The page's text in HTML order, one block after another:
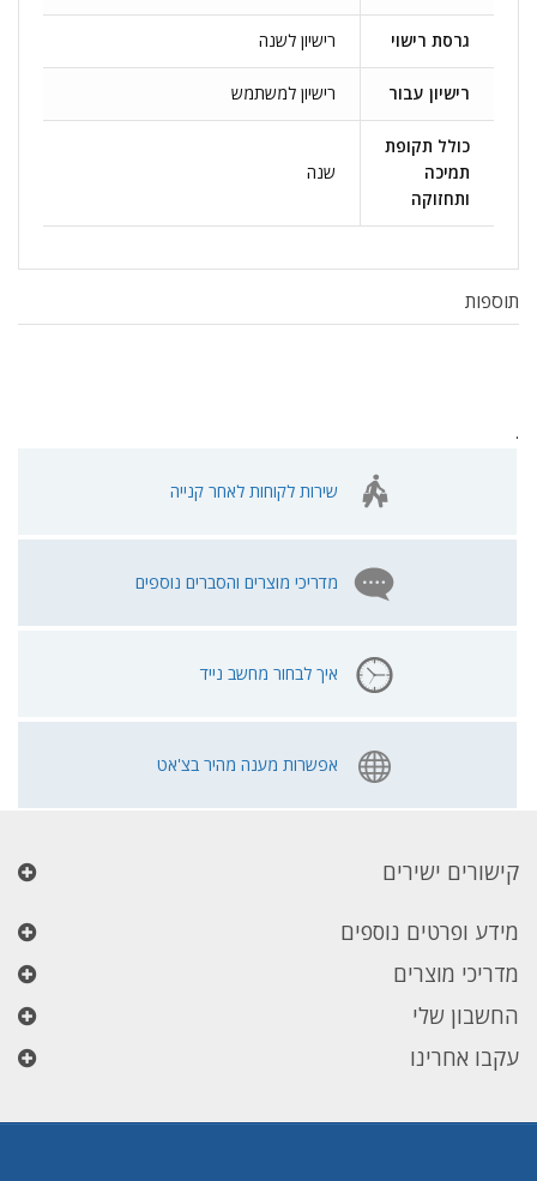
גרסת רישוי רישיון לשנה
רישיון עבור רישיון למשתמש
כולל תקופת
תמיכה
ותחזוקה
שנה
תוספות
.
שירות לקוחות לאחר קנייה
מדריכי מוצרים והסברים נוספים
איך לבחור מחשב נייד
אפשרות מענה מהיר בצ'אט
קישורים ישירים
מידע ופרטים נוספים
מדריכי מוצרים
החשבון שלי
עקבו אחרינו